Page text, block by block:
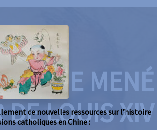
DE LOUIS
de nouvelles ressources sur l’histoire
catholiques en Chine :